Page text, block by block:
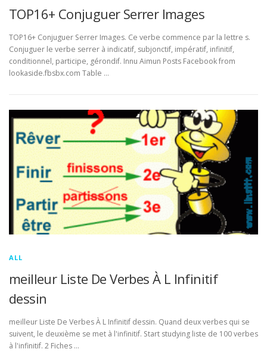
TOP16+ Conjuguer Serrer Images
TOP16+ Conjuguer Serrer Images. Ce verbe commence par la lettre s.
Conjuguer le verbe serrer à indicatif, subjonctif, impératif, infinitif,
conditionnel, participe, gérondif. Innu Aimun Posts Facebook from
lookaside.fbsbx.com Table …
ALL
meilleur Liste De Verbes À L Infinitif
dessin
meilleur Liste De Verbes À L Infinitif dessin. Quand deux verbes qui se
suivent, le deuxième se met à l'infinitif. Start studying liste de 100 verbes
à l'infinitif. 2 Fiches …